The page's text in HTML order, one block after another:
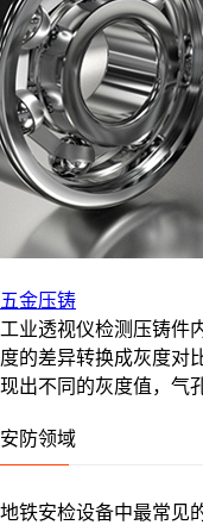
五金压铸
工业透视仪检测压铸件
度的差异转换成灰度对
现出不同的灰度值，气
安防领域
地铁安检设备中最常见